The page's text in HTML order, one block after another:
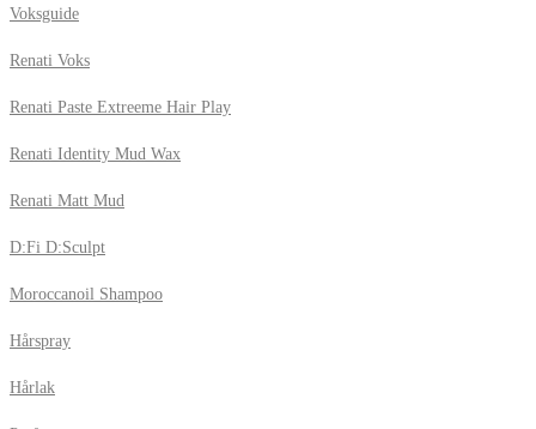
Voksguide
Renati Voks
Renati Paste Extreeme Hair Play
Renati Identity Mud Wax
Renati Matt Mud
D:Fi D:Sculpt
Moroccanoil Shampoo
Hårspray
Hårlak